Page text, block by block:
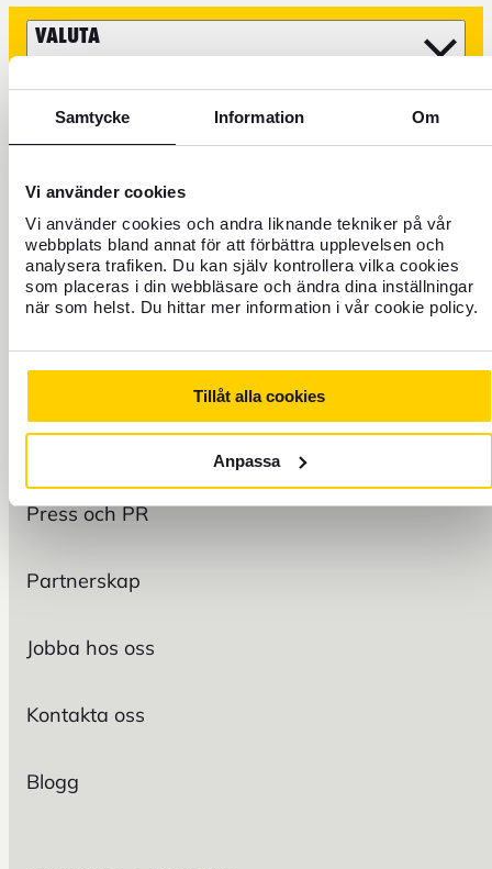
Samtycke Information Om
Vi använder cookies
Vi använder cookies och andra liknande tekniker på vår
webbplats bland annat för att förbättra upplevelsen och
analysera trafiken. Du kan själv kontrollera vilka cookies
som placeras i din webbläsare och ändra dina inställningar
när som helst. Du hittar mer information i vår cookie policy.
Tillåt alla cookies
Anpassa
VALUTA
FOREX KREDITKORT
RESA
Om oss
Press och PR
Partnerskap
Jobba hos oss
Kontakta oss
Blogg